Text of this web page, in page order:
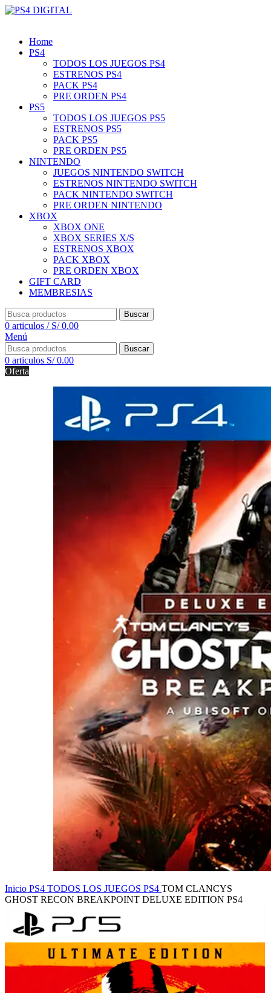
Home
PS4
TODOS LOS JUEGOS PS4
ESTRENOS PS4
PACK PS4
PRE ORDEN PS4
PS5
TODOS LOS JUEGOS PS5
ESTRENOS PS5
PACK PS5
PRE ORDEN PS5
NINTENDO
JUEGOS NINTENDO SWITCH
ESTRENOS NINTENDO SWITCH
PACK NINTENDO SWITCH
PRE ORDEN NINTENDO
XBOX
XBOX ONE
XBOX SERIES X/S
ESTRENOS XBOX
PACK XBOX
PRE ORDEN XBOX
GIFT CARD
MEMBRESIAS
Buscar
0 articulos / S/0.00
Menú
Buscar
0 articulos S/0.00
Oferta
Inicio PS4 TODOS LOS JUEGOS PS4 TOM CLANCYS
GHOST RECON BREAKPOINT DELUXE EDITION PS4